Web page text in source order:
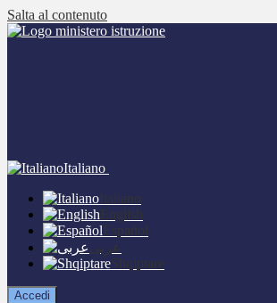
Salta al contenuto
Italiano
Italiano
English
Español
عربى
Shqiptare
Accedi